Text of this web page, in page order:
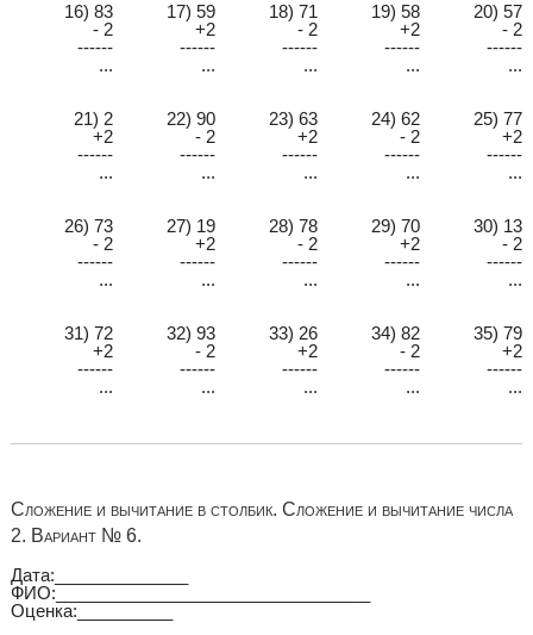
16) 83 17) 59 18) 71 19) 58
20) 57
- 2
+2 - 2 +2
- 2
------
------ ------ ------
------
...
... ... ... ...
21) 2 22) 90 23) 63 24) 62
25) 77
+2
- 2 +2 - 2
+2
------
------ ------ ------
------
...
... ... ... ...
26) 73 27) 19 28) 78 29) 70
30) 13
- 2
+2 - 2 +2
- 2
------
------ ------ ------
------
...
... ... ... ...
31) 72 32) 93 33) 26 34) 82
35) 79
+2
- 2 +2 - 2
+2
------
------ ------ ------
------
...
... ... ... ...
Сложение и вычитание в столбик. Сложение и вычитание числа
2. Вариант № 6.
Дата:______________
ФИО:_________________________________
Оценка:__________